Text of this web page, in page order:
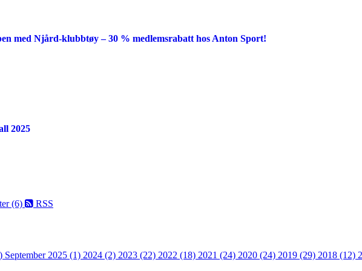
med Njård-klubbtøy – 30 % medlemsrabatt hos Anton Sport!
2025
(6) RSS
September 2025 (1) 2024 (2) 2023 (22) 2022 (18) 2021 (24) 2020 (24) 2019 (29) 2018 (12)